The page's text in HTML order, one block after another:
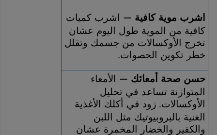
اشرب موية كافية —
خطر تكوين الحصوات.
حسن صحة أمعائك —
الأوكسالات.